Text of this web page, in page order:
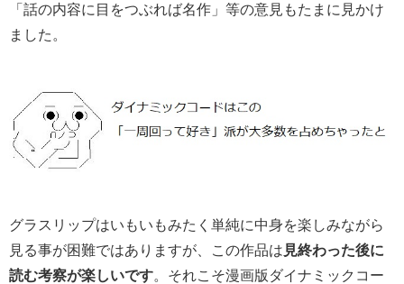
「話の内容に目をつぶれば名作」等の意見もたまに見かけ
ました。
グラスリップはいもいもみたく単純に中身を楽しみながら
見る事が困難ではありますが、この作品は 見終わった後に
読む考察が楽しいです。それこそ漫画版ダイナミックコー